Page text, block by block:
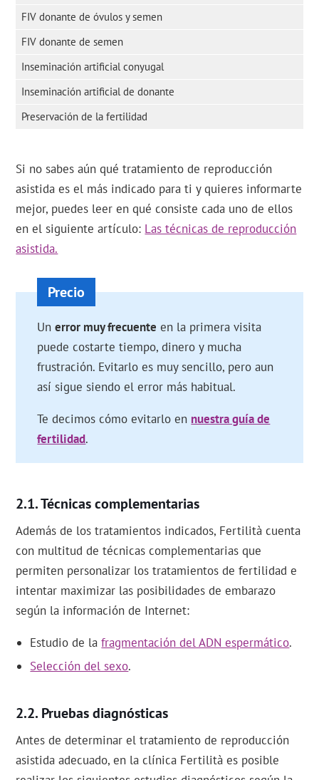
FIV donante de óvulos y semen
FIV donante de semen
Inseminación artificial conyugal
Inseminación artificial de donante
Preservación de la fertilidad
Si no sabes aún qué tratamiento de reproducción
asistida es el más indicado para ti y quieres informarte
mejor, puedes leer en qué consiste cada uno de ellos
en el siguiente artículo: Las técnicas de reproducción
asistida.
Unerror muy frecuente en la primera visita
puede costarte tiempo, dinero y mucha
frustración. Evitarlo es muy sencillo, pero aun
así sigue siendo el error más habitual.
Te decimos cómo evitarlo en nuestra guía de
fertilidad.
Técnicas complementarias
Además de los tratamientos indicados, Fertilità cuenta
con multitud de técnicas complementarias que
permiten personalizar los tratamientos de fertilidad e
intentar maximizar las posibilidades de embarazo
según la información de Internet:
Estudio de lafragmentación del ADN espermático.
Selección del sexo.
Pruebas diagnósticas
Antes de determinar el tratamiento de reproducción
asistida adecuado, en la clínica Fertilità es posible